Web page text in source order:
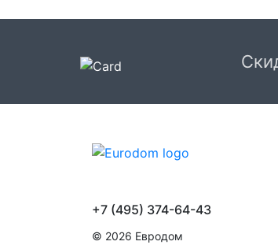
+7 (495) 374-64-43
© 2026 Евродом